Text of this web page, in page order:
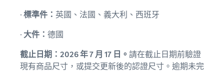
· 標準件： 英國、法國、義大利、西班牙
· 大件： 德國
截止日期：2026 年 7 月 17 日。 請在截止日期前驗證
現有商品尺寸，或提交更新後的認證尺寸。逾期未完